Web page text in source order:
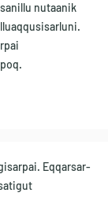
nutaanik
Eqqarsar-